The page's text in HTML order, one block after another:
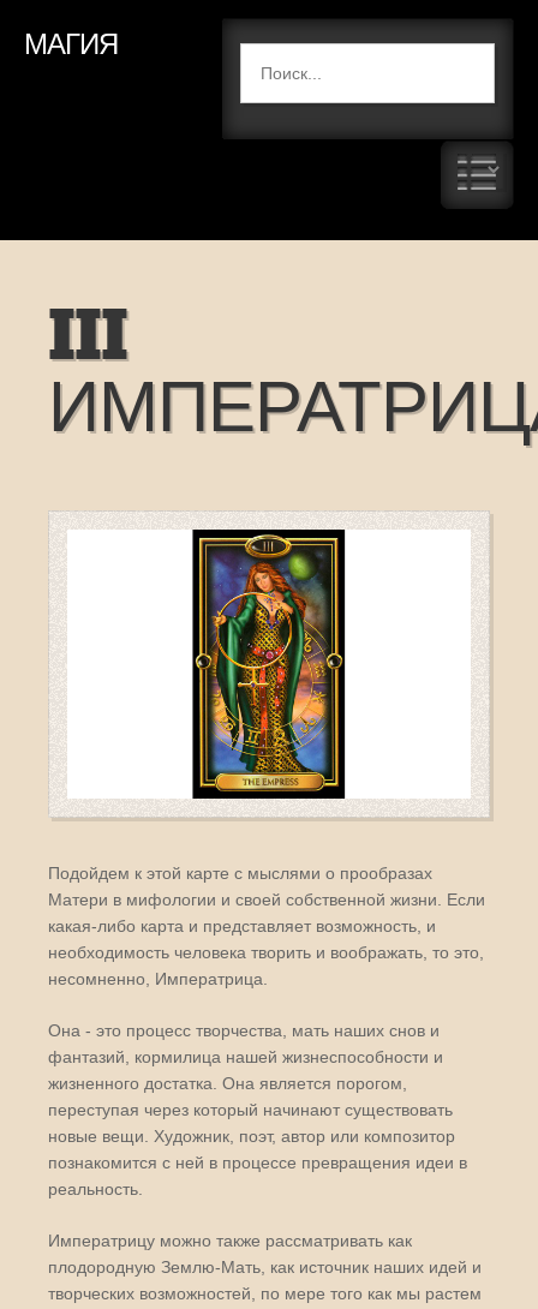
МАГИЯ
III
Подойдем к этой карте с мыслями о прообразах
Матери в мифологии и своей собственной жизни. Если
какая-либо карта и представляет возможность, и
необходимость человека творить и воображать, то это,
несомненно, Императрица.
Она - это процесс творчества, мать наших снов и
фантазий, кормилица нашей жизнеспособности и
жизненного достатка. Она является порогом,
переступая через который начинают существовать
новые вещи. Художник, поэт, автор или композитор
познакомится с ней в процессе превращения идеи в
реальность.
Императрицу можно также рассматривать как
плодородную Землю-Мать, как источник наших идей и
творческих возможностей, по мере того как мы растем